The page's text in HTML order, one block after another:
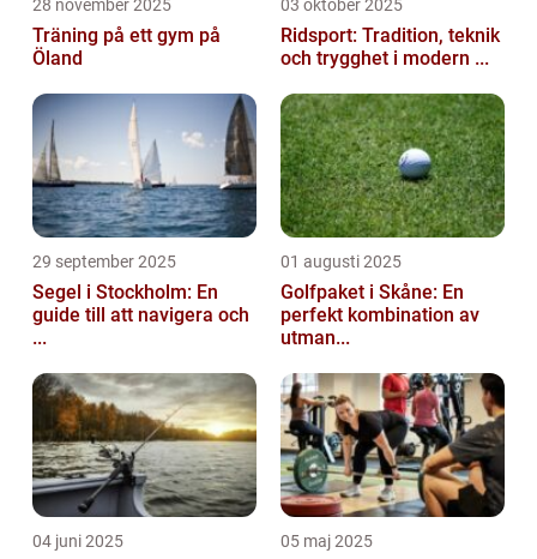
28 november 2025
Träning på ett gym på
Öland
03 oktober 2025
Ridsport: Tradition, teknik
och trygghet i modern ...
29 september 2025
Segel i Stockholm: En
guide till att navigera och
...
01 augusti 2025
Golfpaket i Skåne: En
perfekt kombination av
utman...
04 juni 2025 05 maj 2025